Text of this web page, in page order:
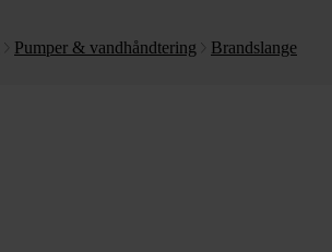
Pumper & vandhåndtering
Brandslange